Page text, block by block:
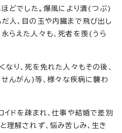
どでした。爆風により潰(つぶ)
人、目の玉や内臓まで飛び出し
らえた人々も、死者を羨(うら
り、死を免れた人々もその後、
んがん)等、様々な疾病に襲わ
イドを疎まれ、仕事や結婚で差別
理解されず、悩み苦しみ、生き